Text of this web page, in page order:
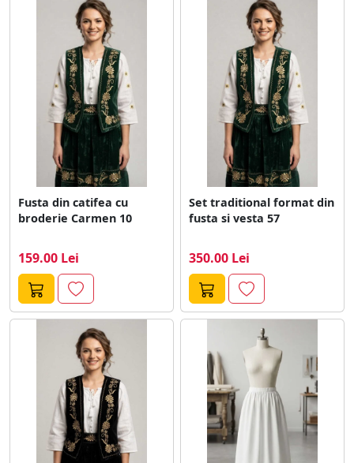
Fusta din catifea cu
broderie Carmen 10
159.00 Lei
Set traditional format din
fusta si vesta 57
350.00 Lei